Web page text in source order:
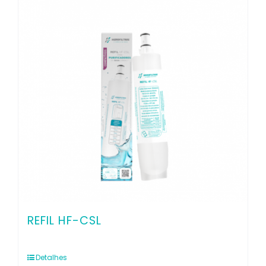
REFIL HF-CSL
Detalhes